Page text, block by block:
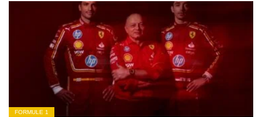
FORMULE 1